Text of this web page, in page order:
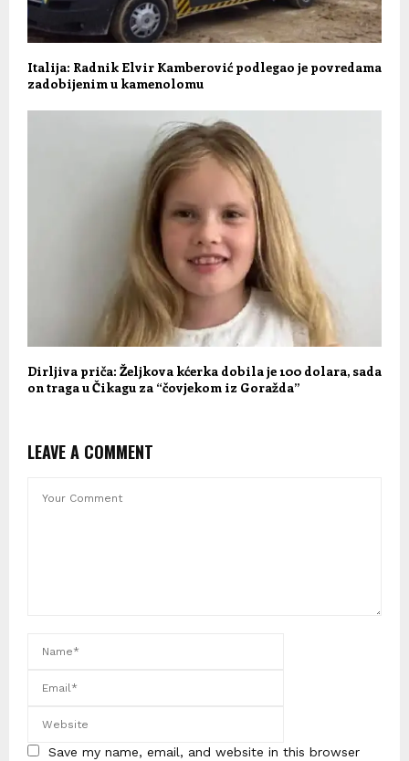
Italija: Radnik Elvir Kamberović podlegao je povredama
zadobijenim u kamenolomu
Dirljiva priča: Željkova kćerka dobila je 100 dolara, sada
on traga u Čikagu za “čovjekom iz Goražda”
LEAVE A COMMENT
Save my name, email, and website in this browser